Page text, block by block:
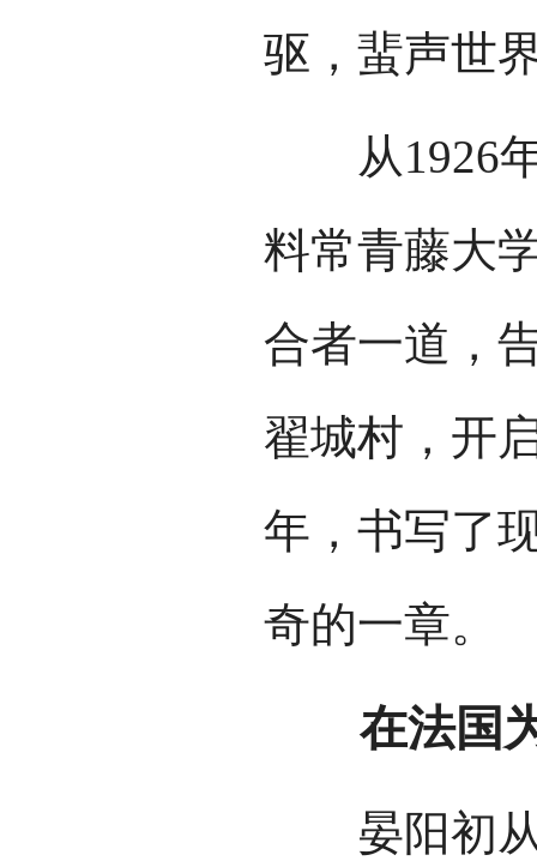
驱，蜚声世
从1926年
料常青藤大
合者一道，
翟城村，开
年，书写了
奇的一章。
在法国为
晏阳初从